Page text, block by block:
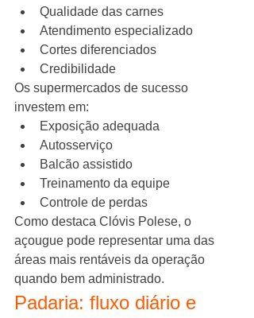
Qualidade das carnes
Atendimento especializado
Cortes diferenciados
Credibilidade
Os supermercados de sucesso
investem em:
Exposição adequada
Autosserviço
Balcão assistido
Treinamento da equipe
Controle de perdas
Como destaca Clóvis Polese, o
açougue pode representar uma das
áreas mais rentáveis da operação
quando bem administrado.
Padaria: fluxo diário e